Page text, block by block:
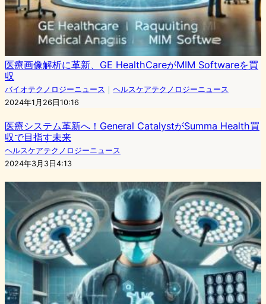
医療画像解析に革新、GE HealthCareがMIM Softwareを買
収
バイオテクノロジーニュース ｜ ヘルスケアテクノロジーニュース
2024年1月26日10:16
医療システム革新へ！General CatalystがSumma Health買
収で目指す未来
ヘルスケアテクノロジーニュース
2024年3月3日4:13